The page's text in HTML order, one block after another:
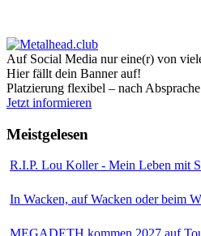
Auf Social Media nur eine(r) von
Hier fällt dein Banner auf!
Platzierung flexibel – nach Absprache
Jetzt informieren
Meistgelesen
R.I.P. Lou Koller - Mein Leben mit
In Wacken, auf Wacken oder beim